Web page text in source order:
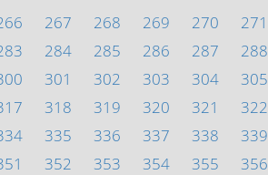
267 268 269 270 271
284 285 286 287 288
301 302 303 304 305
318 319 320 321 322
335 336 337 338 339
352 353 354 355 356